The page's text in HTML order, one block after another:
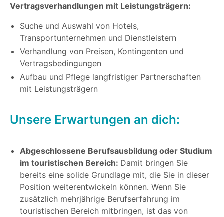
Vertragsverhandlungen mit Leistungsträgern:
Suche und Auswahl von Hotels,
Transportunternehmen und Dienstleistern
Verhandlung von Preisen, Kontingenten und
Vertragsbedingungen
Aufbau und Pflege langfristiger Partnerschaften
mit Leistungsträgern
Unsere Erwartungen an dich:
Abgeschlossene Berufsausbildung oder Studium
im touristischen Bereich: Damit bringen Sie
bereits eine solide Grundlage mit, die Sie in dieser
Position weiterentwickeln können. Wenn Sie
zusätzlich mehrjährige Berufserfahrung im
touristischen Bereich mitbringen, ist das von